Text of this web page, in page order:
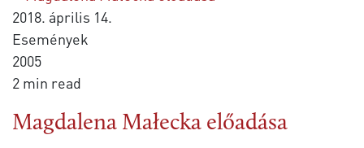
2018. április 14.
Események
2005
2 min read
Magdalena Małecka előadása